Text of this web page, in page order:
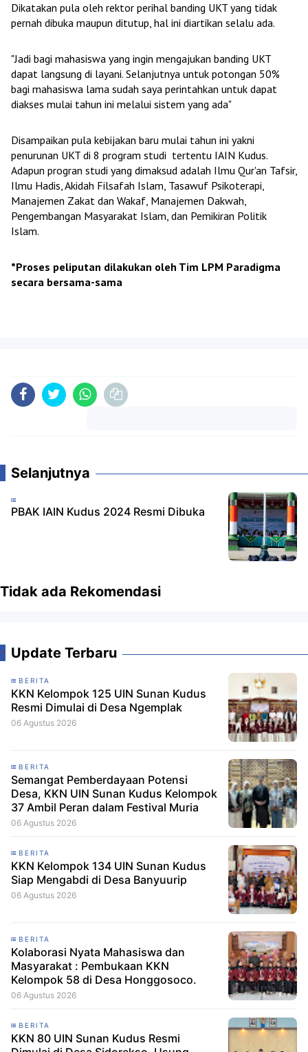
Dikatakan pula oleh rektor perihal banding UKT yang tidak
pernah dibuka maupun ditutup, hal ini diartikan selalu ada.
"Jadi bagi mahasiswa yang ingin mengajukan banding UKT
dapat langsung di layani. Selanjutnya untuk potongan 50%
bagi mahasiswa lama sudah saya perintahkan untuk dapat
diakses mulai tahun ini melalui sistem yang ada"
Disampaikan pula kebijakan baru mulai tahun ini yakni
penurunan UKT di 8 program studi tertentu IAIN Kudus.
Adapun progran studi yang dimaksud adalah Ilmu Qur'an Tafsir,
Ilmu Hadis, Akidah Filsafah Islam, Tasawuf Psikoterapi,
Manajemen Zakat dan Wakaf, Manajemen Dakwah,
Pengembangan Masyarakat Islam, dan Pemikiran Politik
Islam.
*Proses peliputan dilakukan oleh Tim LPM Paradigma
secara bersama-sama
Selanjutnya
PBAK IAIN Kudus 2024 Resmi Dibuka
Tidak ada Rekomendasi
Update Terbaru
BERITA
KKN Kelompok 125 UIN Sunan Kudus
Resmi Dimulai di Desa Ngemplak
06 Agustus 2026
BERITA
Semangat Pemberdayaan Potensi
Desa, KKN UIN Sunan Kudus Kelompok
37 Ambil Peran dalam Festival Muria
06 Agustus 2026
BERITA
KKN Kelompok 134 UIN Sunan Kudus
Siap Mengabdi di Desa Banyuurip
06 Agustus 2026
BERITA
Kolaborasi Nyata Mahasiswa dan
Masyarakat : Pembukaan KKN
Kelompok 58 di Desa Honggosoco.
06 Agustus 2026
BERITA
KKN 80 UIN Sunan Kudus Resmi